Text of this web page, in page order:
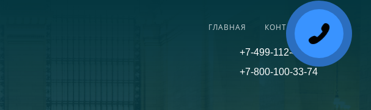
ГЛАВНАЯ КОНТАКТЫ
+7-499-112-45-81
+7-800-100-33-74